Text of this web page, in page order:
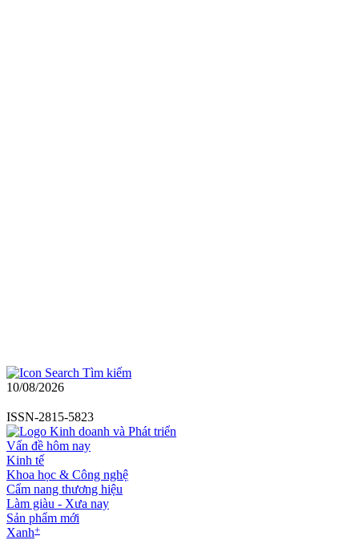
Tìm kiếm
10/08/2026
ISSN-2815-5823
Vấn đề hôm nay
Kinh tế
Khoa học & Công nghệ
Cẩm nang thương hiệu
Làm giàu - Xưa nay
Sản phẩm mới
Xanh+